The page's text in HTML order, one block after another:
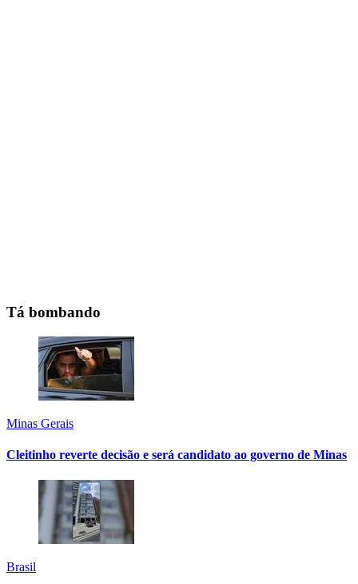
Tá bombando
Minas Gerais
Cleitinho reverte decisão e será candidato ao governo de Minas
Brasil